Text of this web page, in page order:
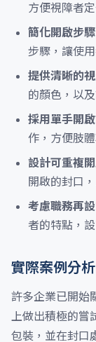
方便視障者定
簡化開啟步驟
步驟，讓使
提供清晰的視
的顏色，以
採用單手開啟
作，方便肢
設計可重複
開啟的封口
考慮職務再設
者的特點，
實際案例分析
許多企業已開始
上做出積極的嘗
包裝，並在封口